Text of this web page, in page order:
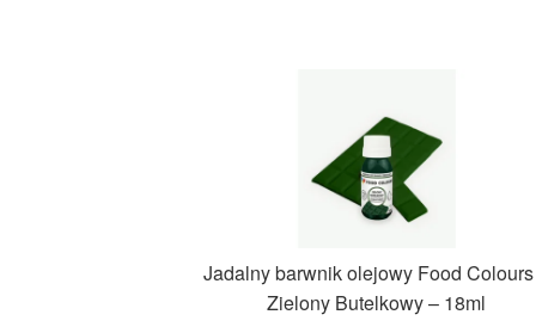
Jadalny barwnik olejowy Food
Zielony Butelkowy – 18ml